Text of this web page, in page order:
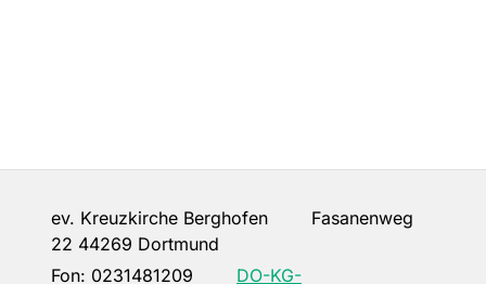
ev. Kreuzkirche Berghofen Fasanenweg
22 44269 Dortmund
Fon: 0231481209 DO-KG-